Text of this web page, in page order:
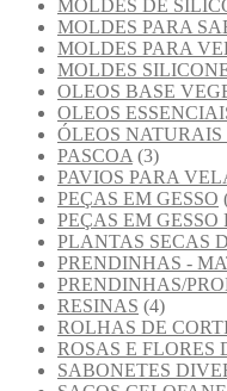
MOLDES DE
MOLDES PARA
MOLDES PARA
MOLDES
OLEOS BASE
OLEOS
ÓLEOS NATURAIS
PASCOA (3)
PAVIOS PARA
PEÇAS EM GESSO
PEÇAS EM GESSO
PLANTAS SECAS
PRENDINHAS -
PRENDINHAS/
RESINAS (4)
ROLHAS DE
ROSAS E FLORES
SABONETES